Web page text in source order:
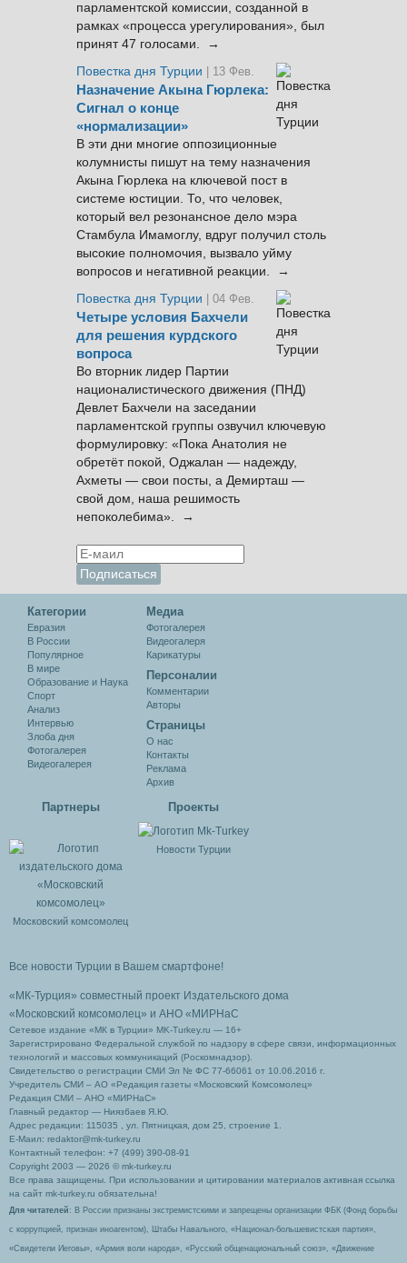
парламентской комиссии, созданной в
рамках «процесса урегулирования», был
принят 47 голосами. →
Повестка дня Турции
| 13 Фев.
Назначение Акына Гюрлека:
Сигнал о конце
«нормализации»
В эти дни многие оппозиционные
колумнисты пишут на тему назначения
Акына Гюрлека на ключевой пост в
системе юстиции. То, что человек,
который вел резонансное дело мэра
Стамбула Имамоглу, вдруг получил столь
высокие полномочия, вызвало уйму
вопросов и негативной реакции. →
Повестка дня Турции
| 04 Фев.
Четыре условия Бахчели
для решения курдского
вопроса
Во вторник лидер Партии
националистического движения (ПНД)
Девлет Бахчели на заседании
парламентской группы озвучил ключевую
формулировку: «Пока Анатолия не
обретёт покой, Оджалан — надежду,
Ахметы — свои посты, а Демирташ —
свой дом, наша решимость
непоколебима». →
Категории
Евразия
В России
Популярное
В мире
Образование и Наука
Спорт
Анализ
Интервью
Злоба дня
Фотогалерея
Видеогалерея
Медиа
Фотогалерея
Видеогалеря
Карикатуры
Персоналии
Комментарии
Авторы
Cтраницы
О нас
Контакты
Реклама
Архив
Партнеры
Московский комсомолец
Проекты
Новости Турции
Все новости Турции в Вашем смартфоне!
«МК-Турция» совместный проект Издательского дома
«Московский комсомолец» и АНО «МИРНаС
Сетевое издание «МК в Турции» MK-Turkey.ru — 16+
Зарегистрировано Федеральной службой по надзору в сфере связи, информационных
технологий и массовых коммуникаций (Роскомнадзор).
Свидетельство о регистрации СМИ Эл № ФС 77-66061 от 10.06.2016 г.
Учредитель СМИ – АО «Редакция газеты «Московский Комсомолец»
Редакция СМИ – АНО «МИРНаС»
Главный редактор — Ниязбаев Я.Ю.
Адрес редакции: 115035 , ул. Пятницкая, дом 25, строение 1.
Е-Маил: redaktor@mk-turkey.ru
Контактный телефон: +7 (499) 390-08-91
Copyright 2003 — 2026 © mk-turkey.ru
Все права защищены. При использовании и цитировании материалов активная ссылка
на сайт mk-turkey.ru обязательна!
Для читателей : В России признаны экстремистскими и запрещены организации ФБК (Фонд борьбы
с коррупцией, признан иноагентом), Штабы Навального, «Национал-большевистская партия»,
«Свидетели Иеговы», «Армия воли народа», «Русский общенациональный союз», «Движение